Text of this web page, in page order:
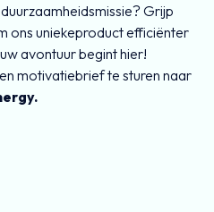
Grijp
ons uniekeproduct efficiënter
avontuur begint hier!
motivatiebrief te sturen naar